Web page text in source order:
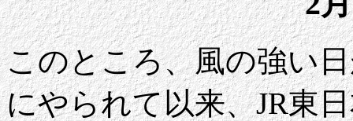
このところ、風の強い
にやられて以来、JR東